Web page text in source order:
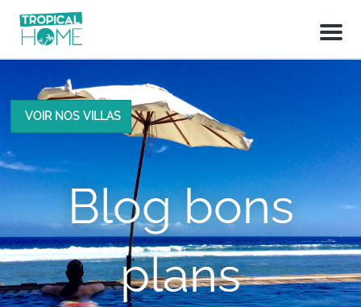
M
n
VOIR NOS VILLAS
Blog bons
plans